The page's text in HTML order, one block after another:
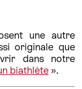
une autre
originale que
dans notre
biathlète ».